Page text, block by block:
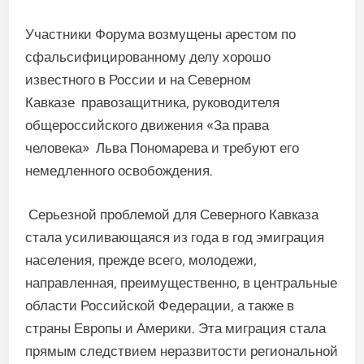
Участники Форума возмущены арестом по
сфальсифицированному делу хорошо
известного в России и на Северном
Кавказе правозащитника, руководителя
общероссийского движения «За права
человека» Льва Пономарева и требуют его
немедленного освобождения.
Серьезной проблемой для Северного Кавказа
стала усиливающаяся из года в год эмиграция
населения, прежде всего, молодежи,
направленная, преимущественно, в центральные
области Российской Федерации, а также в
страны Европы и Америки. Эта миграция стала
прямым следствием неразвитости региональной